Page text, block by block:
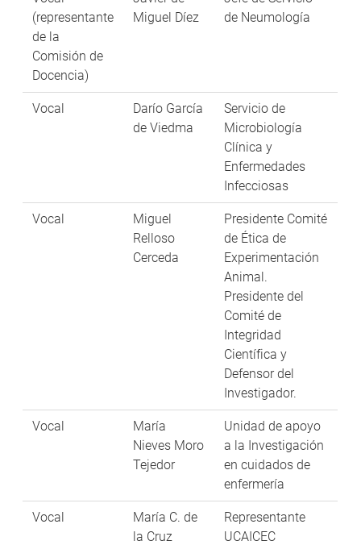
(representante
de la
Comisión de
Docencia)
Miguel Díez
de Neumología
Vocal
Darío García
de Viedma
Servicio de
Microbiología
Clínica y
Enfermedades
Infecciosas
Vocal
Miguel
Relloso
Cerceda
Presidente Comité
de Ética de
Experimentación
Animal.
Presidente del
Comité de
Integridad
Científica y
Defensor del
Investigador.
Vocal
María
Nieves Moro
Tejedor
Unidad de apoyo
a la Investigación
en cuidados de
enfermería
Vocal
María C. de
la Cruz
Representante
UCAICEC